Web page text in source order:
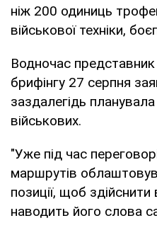
ніж 200 одиниць
військової техніки,
Водночас
брифінгу 27 серпня
заздалегідь
військових.
"Уже під час
маршрутів
позиції, щоб
наводить його слова